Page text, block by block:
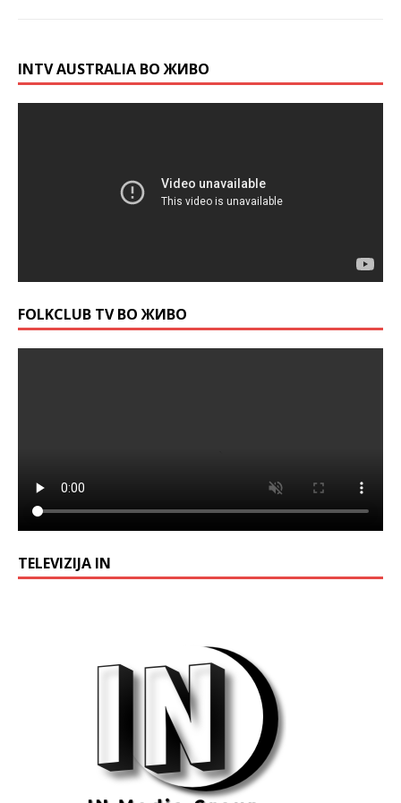
INTV AUSTRALIA ВО ЖИВО
FOLKCLUB TV ВО ЖИВО
TELEVIZIJA IN